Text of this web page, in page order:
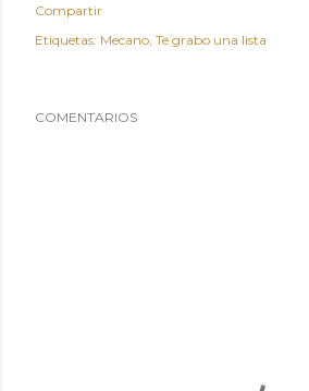
Compartir
Etiquetas: Mecano Te grabo una lista
COMENTARIOS